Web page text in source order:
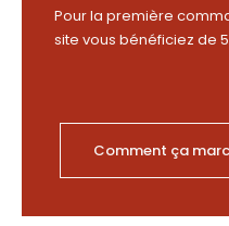
Pour la première
site vous bénéficiez de
Comment ça